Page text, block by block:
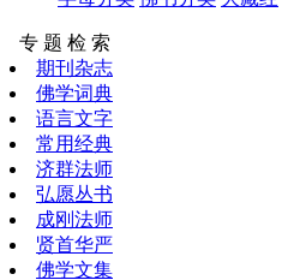
专 题 检 索
期刊杂志
佛学词典
语言文字
常用经典
济群法师
弘愿丛书
成刚法师
贤首华严
佛学文集